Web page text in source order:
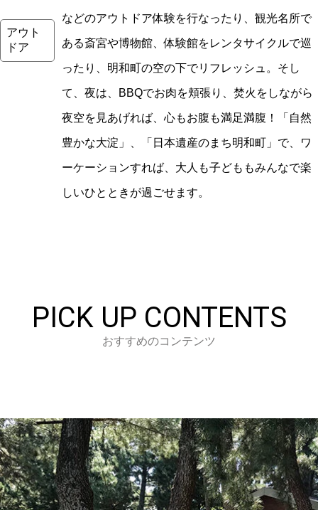
アウト
ドア
などのアウトドア体験を行なったり、観光名所で
ある斎宮や博物館、体験館をレンタサイクルで巡
ったり、明和町の空の下でリフレッシュ。そし
て、夜は、BBQでお肉を頬張り、焚火をしながら
夜空を見あげれば、心もお腹も満足満腹！「自然
豊かな大淀」、「日本遺産のまち明和町」で、ワ
ーケーションすれば、大人も子どももみんなで楽
しいひとときが過ごせます。
PICK UP CONTENTS
おすすめのコンテンツ